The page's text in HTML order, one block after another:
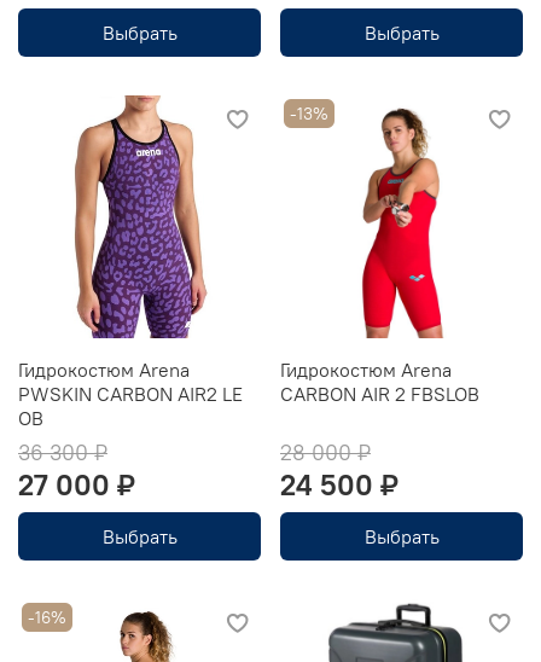
Выбрать Выбрать
Гидрокостюм Arena
PWSKIN CARBON AIR2 LE
OB
36 300 ₽
27 000 ₽
Выбрать
-13%
Гидрокостюм Arena
CARBON AIR 2 FBSLOB
28 000 ₽
24 500 ₽
Выбрать
-16%